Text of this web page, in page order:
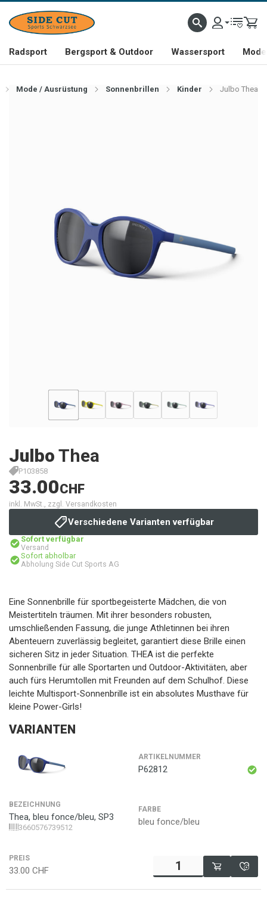
Radsport Bergsport & Outdoor Wassersport
Mode / Ausrüstung Sonnenbrillen Kinder Julbo Thea
Julbo Thea
P103858
33.00CHF
inkl. MwSt., zzgl. Versandkosten
Verschiedene Varianten verfügbar
Sofort verfügbar
Versand
Sofort abholbar
Abholung Side Cut Sports AG
Eine Sonnenbrille für sportbegeisterte Mädchen, die von
Meistertiteln träumen. Mit ihrer besonders robusten,
umschließenden Fassung, die junge Athletinnen bei ihren
Abenteuern zuverlässig begleitet, garantiert diese Brille einen
sicheren Sitz in jeder Situation. THEA ist die perfekte
Sonnenbrille für alle Sportarten und Outdoor-Aktivitäten, aber
auch fürs Herumtollen mit Freunden auf dem Schulhof. Diese
leichte Multisport-Sonnenbrille ist ein absolutes Musthave für
kleine Power-Girls!
VARIANTEN
ARTIKELNUMMER
P62812
BEZEICHNUNG
Thea, bleu fonce/bleu, SP3
3660576739512
FARBE
bleu fonce/bleu
PREIS
33.00 CHF